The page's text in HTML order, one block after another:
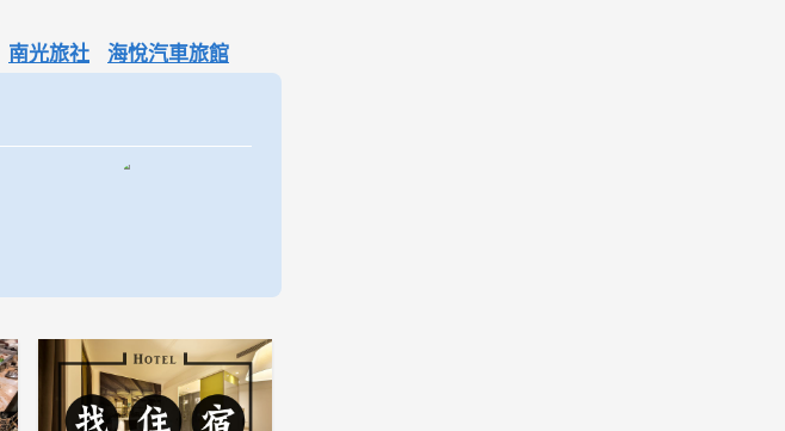
南光旅社 海悅汽車旅館